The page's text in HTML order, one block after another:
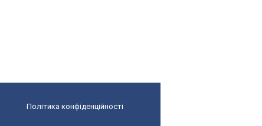
Політика конфіденційності